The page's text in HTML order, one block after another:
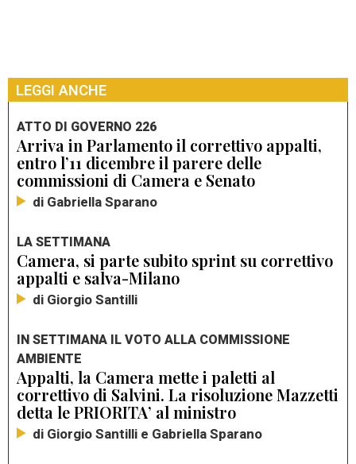
LEGGI ANCHE
ATTO DI GOVERNO 226
Arriva in Parlamento il correttivo appalti,
entro l’11 dicembre il parere delle
commissioni di Camera e Senato
di Gabriella Sparano
LA SETTIMANA
Camera, si parte subito sprint su correttivo
appalti e salva-Milano
di Giorgio Santilli
IN SETTIMANA IL VOTO ALLA COMMISSIONE
AMBIENTE
Appalti, la Camera mette i paletti al
correttivo di Salvini. La risoluzione Mazzetti
detta le PRIORITA’ al ministro
di Giorgio Santilli e Gabriella Sparano